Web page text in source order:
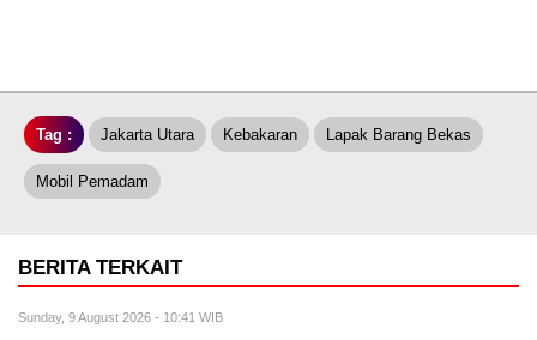
Tag : Jakarta Utara Kebakaran Lapak Barang Bekas
Mobil Pemadam
BERITA TERKAIT
Sunday, 9 August 2026 - 10:41 WIB